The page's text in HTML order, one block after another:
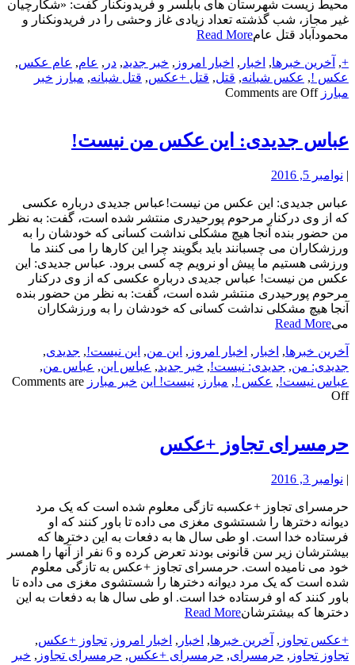
محیط زیست شهرستان های بابلسر و فریدونکنار گفت: «شکارچیان
غیر مجاز، شب گذشته تعداد زیادی غاز وحشی را در فریدونکنار و
محمودآباد قتل عامRead More
+
, آخرین خبرها, اخبار , اخبار امروز , خبر جدید, در , عام, عام عکس,
عکس !, عکس شبانه, قتل, قتل +عکس, قتل شبانه, مبارز خبر
مبارز Comments are Off
عباس جدیدی: این عکس من نیست!
| نوامبر 5, 2016
عباس جدیدی: این عکس من نیست!عباس جدیدی درباره عکسی
که از وی درکنار مرحوم پورحیدری منتشر شده است، گفت: به نظر
من حضور بنده آنجا هیچ مشکلی نداشت کسانی که خودشان را به
ورزشکاران می چسبانند باید بگویند چرا این کارها را می کنند ما
ورزشی هستیم ما پیش او نرویم چه کسی برود. عباس جدیدی: این
عکس من نیست! عباس جدیدی درباره عکسی که از وی درکنار
مرحوم پورحیدری منتشر شده است، گفت: به نظر من حضور بنده
آنجا هیچ مشکلی نداشت کسانی که خودشان را به ورزشکاران
میRead More
آخرین خبرها, اخبار , اخبار امروز , این من, این نیست!, جدیدی,
جدیدی: من, جدیدی: نیست!, خبر جدید, عباس این, عباس من,
عباس نیست!, عکس !, مبارز , نیست! این خبر مبارز Comments are
Off
حرمسرای تجاوز +عکس
| نوامبر 3, 2016
حرمسرای تجاوز +عکسبه تازگی معلوم شده است که یک مرد
دیوانه دخترها را شستشوی مغزی می داده تا باور کنند که او
فرستاده خدا است. او طی سال ها به دفعات به این دخترها که
بیشترشان زیر سن قانونی بودند تعرض کرده و 6 نفر از آنها را همسر
خود می نامیده است. حرمسرای تجاوز +عکس به تازگی معلوم
شده است که یک مرد دیوانه دخترها را شستشوی مغزی می داده تا
باور کنند که او فرستاده خدا است. او طی سال ها به دفعات به این
دخترها که بیشترشانRead More
+عکس تجاوز , آخرین خبرها, اخبار , اخبار امروز , تجاوز +عکس,
تجاوز تجاوز , حرمسرای, حرمسرای +عکس, حرمسرای تجاوز , خبر